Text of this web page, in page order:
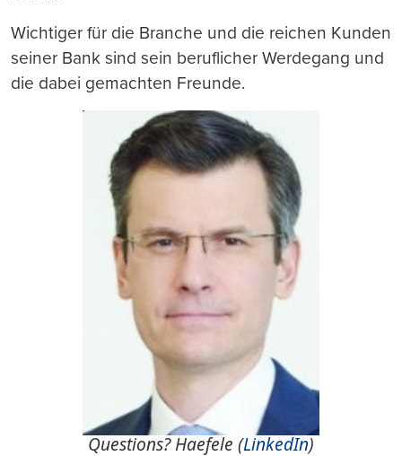
Wichtiger für die Branche und die reichen Kunden
seiner Bank sind sein beruflicher Werdegang und
die dabei gemachten Freunde.
Questions? Haefele (LinkedIn)